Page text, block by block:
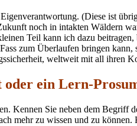
(Diese ist
noch in intakten Wäldern
Teil kann ich dazu
zum Überlaufen bringen
weltweit mit all ihren
ein Lern-
Kennen Sie neben dem Begriff
mehr zu wissen und zu